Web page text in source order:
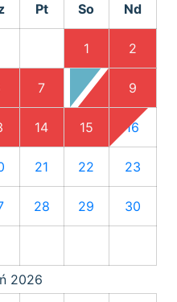
Pt So Nd
1 2
7 8 9
14 15 16
21 22 23
28 29 30
2026